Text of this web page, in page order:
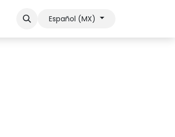
Contactar ventas
Español (MX)